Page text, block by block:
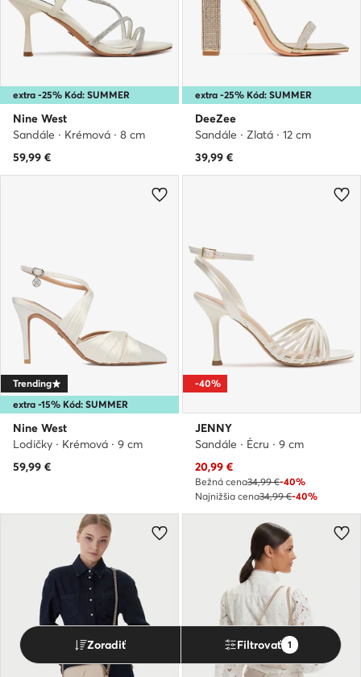
extra -25% Kód: SUMMER
Nine West
Sandále · Krémová · 8 cm
59,99 €
extra -25% Kód: SUMMER
DeeZee
Sandále · Zlatá · 12 cm
39,99 €
extra -15% Kód: SUMMER
Trending
Nine West
Lodičky · Krémová · 9 cm
59,99 €
-40%
JENNY
Sandále · Écru · 9 cm
Aktuálna cena
20,99 €
Bežná cena34,99 €-40%
Najnižšia cena34,99 €-40%
Zoradiť Filtrovať 1